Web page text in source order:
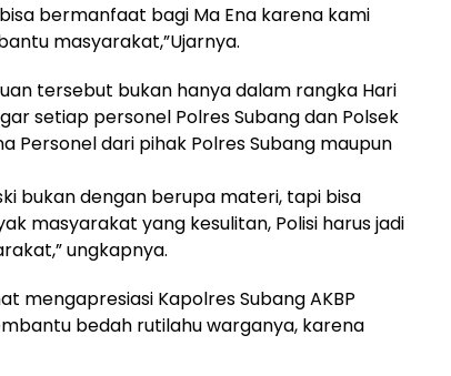
bermanfaat bagi Ma Ena karena kami
masyarakat,”Ujarnya.
tersebut bukan hanya dalam rangka Hari
setiap personel Polres Subang dan Polsek
dari pihak Polres Subang maupun
bukan dengan berupa materi, tapi bisa
masyarakat yang kesulitan, Polisi harus jadi
ungkapnya.
mengapresiasi Kapolres Subang AKBP
bedah rutilahu warganya, karena